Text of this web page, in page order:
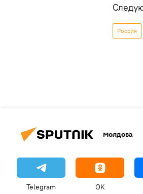
Россия
Молдова
Telegram OK